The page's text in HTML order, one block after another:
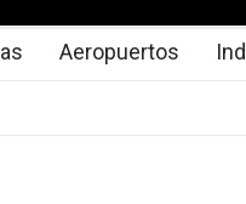
Aeropuertos